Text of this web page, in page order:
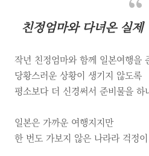
친정엄마와 다녀온 실
작년 친정엄마와 함께 일본여행을
당황스러운 상황이 생기지 않도록
평소보다 더 신경써서 준비물을 하
일본은 가까운 여행지지만
한 번도 가보지 않은 나라라 걱정